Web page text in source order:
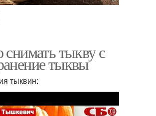
снимать тыкву с
тыквы
тыквин: